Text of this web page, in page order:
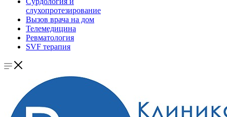
слухопротезирование
Вызов врача на дом
Телемедицина
Ревматология
SVF терапия